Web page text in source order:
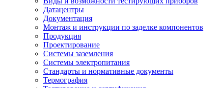
Датацентры
Документация
Монтаж и инструкции по заделке компонентов
Продукция
Проектирование
Системы заземления
Системы электропитания
Стандарты и нормативные документы
Термография